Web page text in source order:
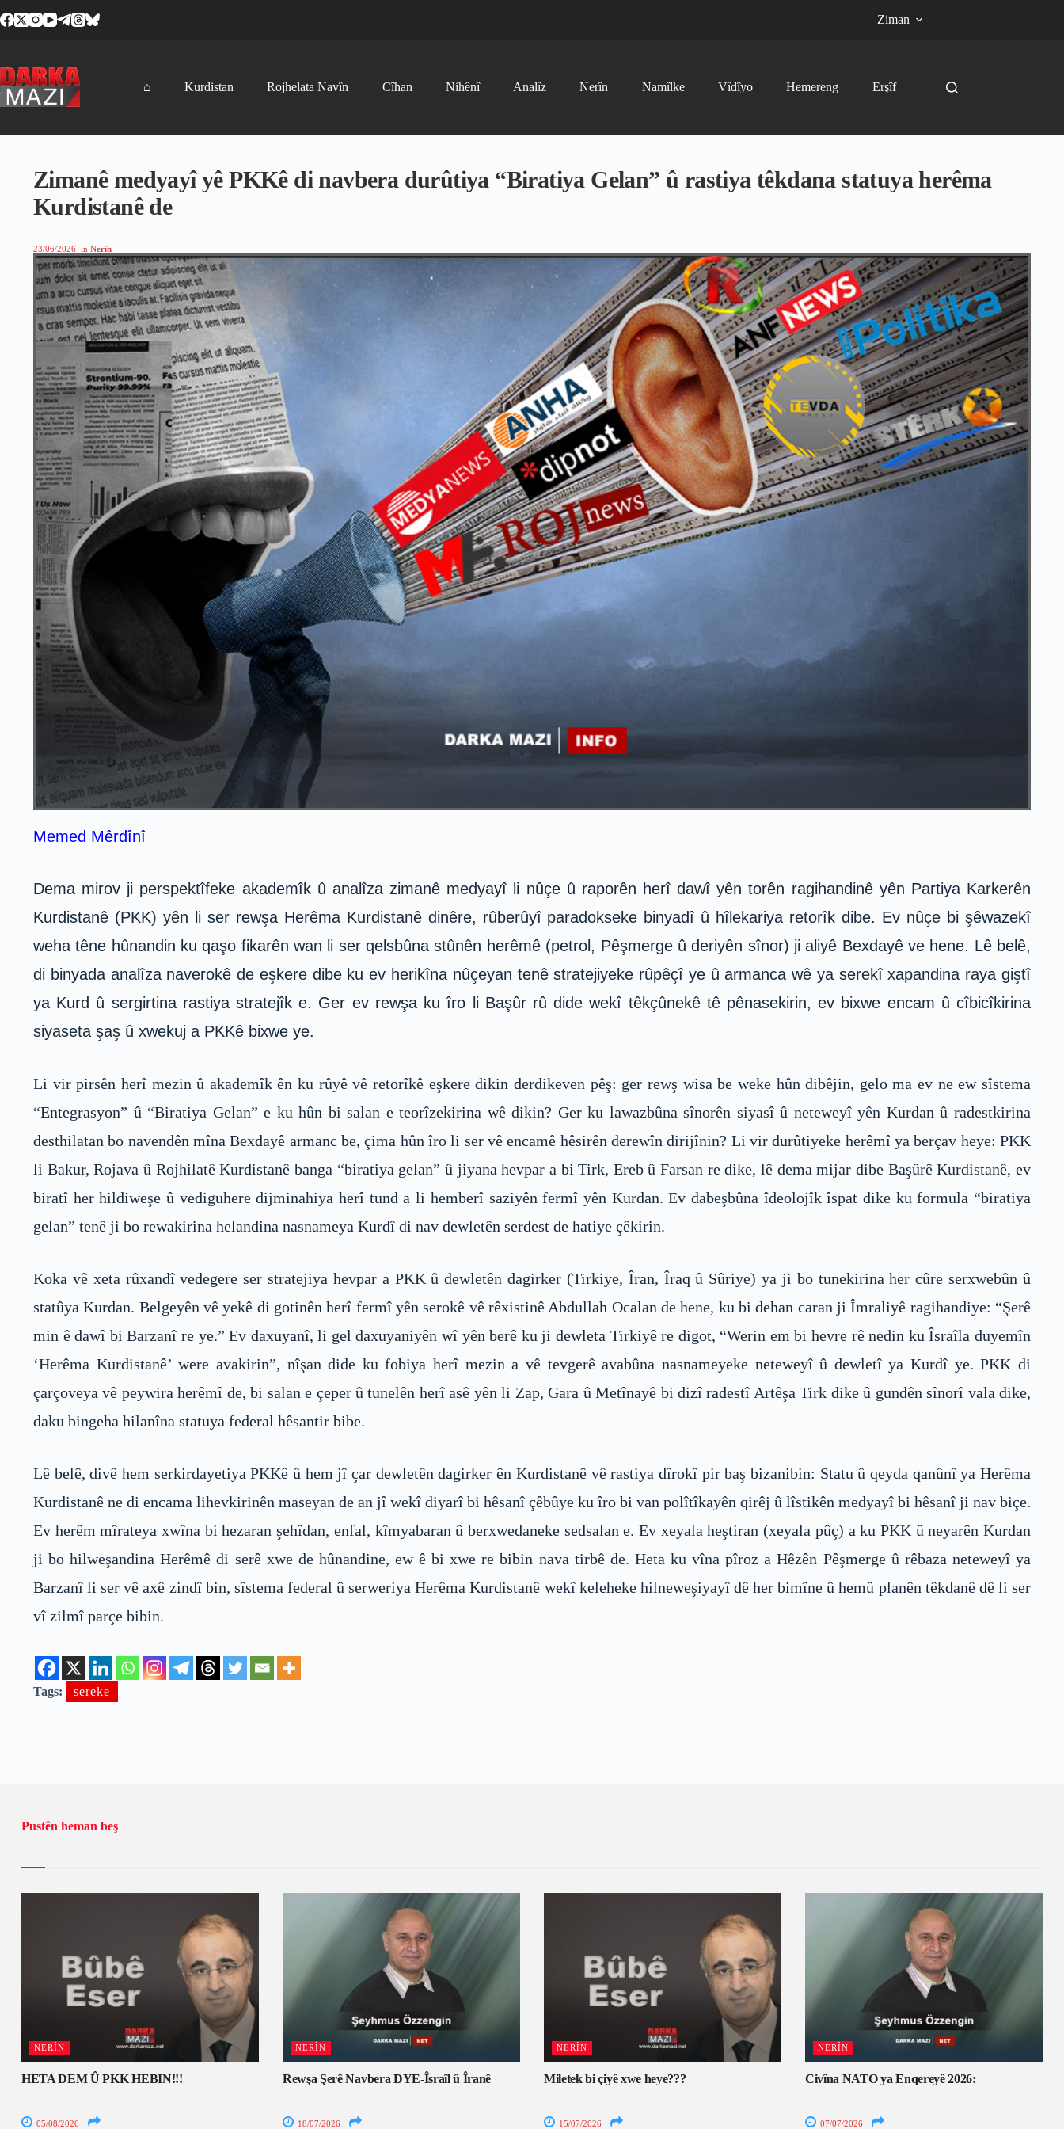
to
Ziman
⌂ Kurdistan Rojhelata Navîn Cîhan Nihênî Analîz Nerîn Namîlke Vîdîyo Hemereng Erşîf
Zimanê medyayî yê PKKê di navbera durûtiya “Biratiya Gelan” û rastiya têkdana statuya herêma
Kurdistanê de
23/06/2026 in Nerîn
Memed Mêrdînî
Dema mirov ji perspektîfeke akademîk û analîza zimanê medyayî li nûçe û raporên herî dawî yên torên ragihandinê yên Partiya Karkerên
Kurdistanê (PKK) yên li ser rewşa Herêma Kurdistanê dinêre, rûberûyî paradokseke binyadî û hîlekariya retorîk dibe. Ev nûçe bi şêwazekî
weha têne hûnandin ku qaşo fikarên wan li ser qelsbûna stûnên herêmê (petrol, Pêşmerge û deriyên sînor) ji aliyê Bexdayê ve hene. Lê belê,
di binyada analîza naverokê de eşkere dibe ku ev herikîna nûçeyan tenê stratejiyeke rûpêçî ye û armanca wê ya serekî xapandina raya giştî
ya Kurd û sergirtina rastiya stratejîk e. Ger ev rewşa ku îro li Başûr rû dide wekî têkçûnekê tê pênasekirin, ev bixwe encam û cîbicîkirina
siyaseta şaş û xwekuj a PKKê bixwe ye.
Li vir pirsên herî mezin û akademîk ên ku rûyê vê retorîkê eşkere dikin derdikeven pêş: ger rewş wisa be weke hûn dibêjin, gelo ma ev ne ew sîstema
“Entegrasyon” û “Biratiya Gelan” e ku hûn bi salan e teorîzekirina wê dikin? Ger ku lawazbûna sînorên siyasî û neteweyî yên Kurdan û radestkirina
desthilatan bo navendên mîna Bexdayê armanc be, çima hûn îro li ser vê encamê hêsirên derewîn dirijînin? Li vir durûtiyeke herêmî ya berçav heye: PKK
li Bakur, Rojava û Rojhilatê Kurdistanê banga “biratiya gelan” û jiyana hevpar a bi Tirk, Ereb û Farsan re dike, lê dema mijar dibe Başûrê Kurdistanê, ev
biratî her hildiweşe û vediguhere dijminahiya herî tund a li hemberî saziyên fermî yên Kurdan. Ev dabeşbûna îdeolojîk îspat dike ku formula “biratiya
gelan” tenê ji bo rewakirina helandina nasnameya Kurdî di nav dewletên serdest de hatiye çêkirin.
Koka vê xeta rûxandî vedegere ser stratejiya hevpar a PKK û dewletên dagirker (Tirkiye, Îran, Îraq û Sûriye) ya ji bo tunekirina her cûre serxwebûn û
statûya Kurdan. Belgeyên vê yekê di gotinên herî fermî yên serokê vê rêxistinê Abdullah Ocalan de hene, ku bi dehan caran ji Îmraliyê ragihandiye: “Şerê
min ê dawî bi Barzanî re ye.” Ev daxuyanî, li gel daxuyaniyên wî yên berê ku ji dewleta Tirkiyê re digot, “Werin em bi hevre rê nedin ku Îsraîla duyemîn
‘Herêma Kurdistanê’ were avakirin”, nîşan dide ku fobiya herî mezin a vê tevgerê avabûna nasnameyeke neteweyî û dewletî ya Kurdî ye. PKK di
çarçoveya vê peywira herêmî de, bi salan e çeper û tunelên herî asê yên li Zap, Gara û Metînayê bi dizî radestî Artêşa Tirk dike û gundên sînorî vala dike,
daku bingeha hilanîna statuya federal hêsantir bibe.
Lê belê, divê hem serkirdayetiya PKKê û hem jî çar dewletên dagirker ên Kurdistanê vê rastiya dîrokî pir baş bizanibin: Statu û qeyda qanûnî ya Herêma
Kurdistanê ne di encama lihevkirinên maseyan de an jî wekî diyarî bi hêsanî çêbûye ku îro bi van polîtîkayên qirêj û lîstikên medyayî bi hêsanî ji nav biçe.
Ev herêm mîrateya xwîna bi hezaran şehîdan, enfal, kîmyabaran û berxwedaneke sedsalan e. Ev xeyala heştiran (xeyala pûç) a ku PKK û neyarên Kurdan
ji bo hilweşandina Herêmê di serê xwe de hûnandine, ew ê bi xwe re bibin nava tirbê de. Heta ku vîna pîroz a Hêzên Pêşmerge û rêbaza neteweyî ya
Barzanî li ser vê axê zindî bin, sîstema federal û serweriya Herêma Kurdistanê wekî keleheke hilneweşiyayî dê her bimîne û hemû planên têkdanê dê li ser
vî zilmî parçe bibin.
Tags: sereke
Pustên heman beş
NERÎN
HETA DEM Û PKK HEBIN!!!
05/08/2026
NERÎN
Rewşa Şerê Navbera DYE-Îsraîl û Îranê
18/07/2026
NERÎN
Miletek bi çiyê xwe heye???
15/07/2026
NERÎN
Civîna NATO ya Enqereyê 2026:
07/07/2026